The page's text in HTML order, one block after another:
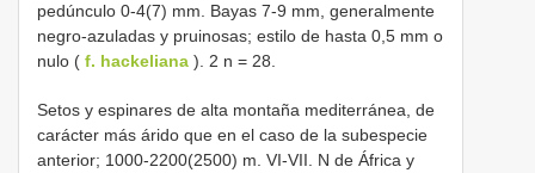
pedúnculo 0-4(7) mm. Bayas 7-9 mm, generalmente
negro-azuladas y pruinosas; estilo de hasta 0,5 mm o
nulo ( f. hackeliana ). 2 n = 28.
Setos y espinares de alta montaña mediterránea, de
carácter más árido que en el caso de la subespecie
anterior; 1000-2200(2500) m. VI-VII. N de África y